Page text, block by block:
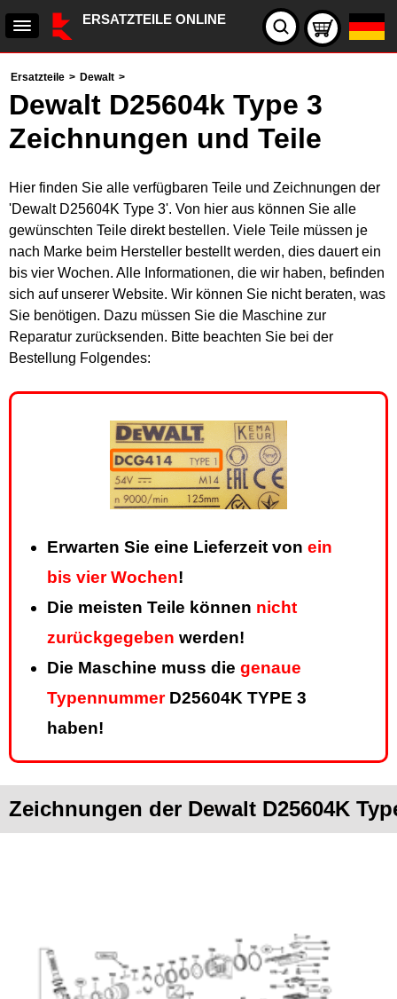
ERSATZTEILE ONLINE
Ersatzteile > Dewalt >
Dewalt D25604k Type 3
Zeichnungen und Teile
Hier finden Sie alle verfügbaren Teile und Zeichnungen der
'Dewalt D25604K Type 3'. Von hier aus können Sie alle
gewünschten Teile direkt bestellen. Viele Teile müssen je
nach Marke beim Hersteller bestellt werden, dies dauert ein
bis vier Wochen. Alle Informationen, die wir haben, befinden
sich auf unserer Website. Wir können Sie nicht beraten, was
Sie benötigen. Dazu müssen Sie die Maschine zur
Reparatur zurücksenden. Bitte beachten Sie bei der
Bestellung Folgendes:
Erwarten Sie eine Lieferzeit von ein
bis vier Wochen!
Die meisten Teile können nicht
zurückgegeben werden!
Die Maschine muss die genaue
TypennummerD25604K TYPE 3
haben!
Zeichnungen der Dewalt D25604K